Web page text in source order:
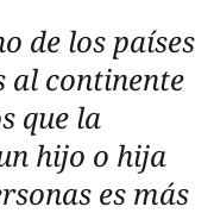
de los países
al continente
que la
hijo o hija
es más